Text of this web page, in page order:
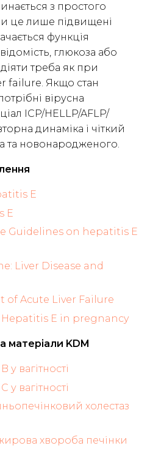
з простого
це лише підвищені
функція
глюкоза або
треба як при
failure. Якщо стан
вірусна
ICP/HELLP/AFLP/
динаміка і чіткий
та новонародженого.
E
E
Guidelines on hepatitis E
Liver Disease and
of Acute Liver Failure
Hepatitis E in pregnancy
матеріали KDM
у вагітності
у вагітності
холестаз
хвороба печінки